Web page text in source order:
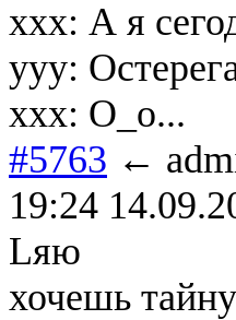
xxx: А я
yyy:
xxx: О_о...
#5763 ←
19:24
Lяю
хочешь